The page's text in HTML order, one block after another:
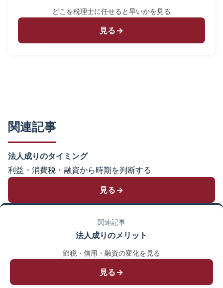
どこを税理士に任せると早いかを見る
見る→
関連記事
法人成りのタイミング
利益・消費税・融資から時期を判断する
見る→
関連記事
法人成りのメリット
節税・信用・融資の変化を見る
見る→